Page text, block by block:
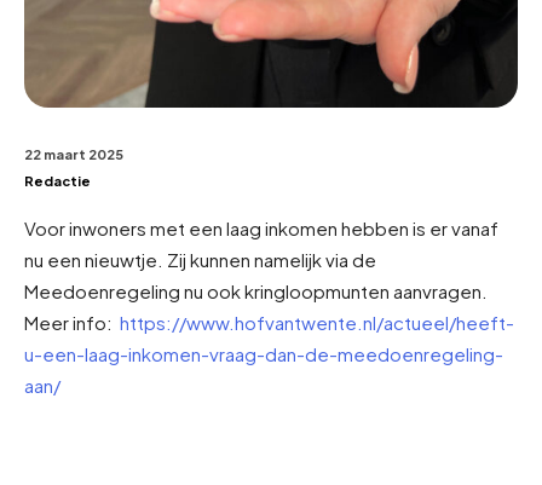
22 maart 2025
Redactie
Voor inwoners met een laag inkomen hebben is er vanaf
nu een nieuwtje. Zij kunnen namelijk via de
Meedoenregeling nu ook kringloopmunten aanvragen.
Meer info: https://www.hofvantwente.nl/actueel/heeft-
u-een-laag-inkomen-vraag-dan-de-meedoenregeling-
aan/